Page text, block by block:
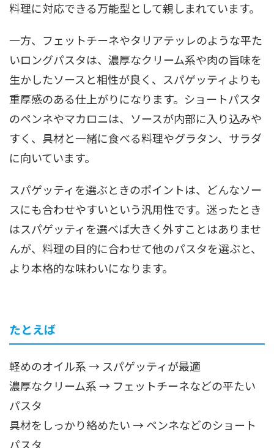
料理に対応できる万能型として親しまれています。
一方、フェットチーネやタリアテッレのような平た
いロングパスタは、濃厚なクリーム系や肉の旨味を
生かしたソースと相性が良く、スパゲッティよりも
重厚感のある仕上がりになります。ショートパスタ
のペンネやマカロニは、ソースが内部に入り込みや
すく、具材と一緒に食べる料理やグラタン、サラダ
に向いています。
スパゲッティを選ぶときのポイントは、どんなソー
スにも合わせやすいという汎用性です。迷ったとき
はスパゲッティを選べば大きく外すことはありませ
んが、料理の目的に合わせて他のパスタを選ぶと、
より本格的な味わいになります。
たとえば
軽めのオイル系 → スパゲッティが最適
濃厚なクリーム系 → フェットチーネなどの平たい
パスタ
具材をしっかり絡めたい → ペンネなどのショート
パスタ